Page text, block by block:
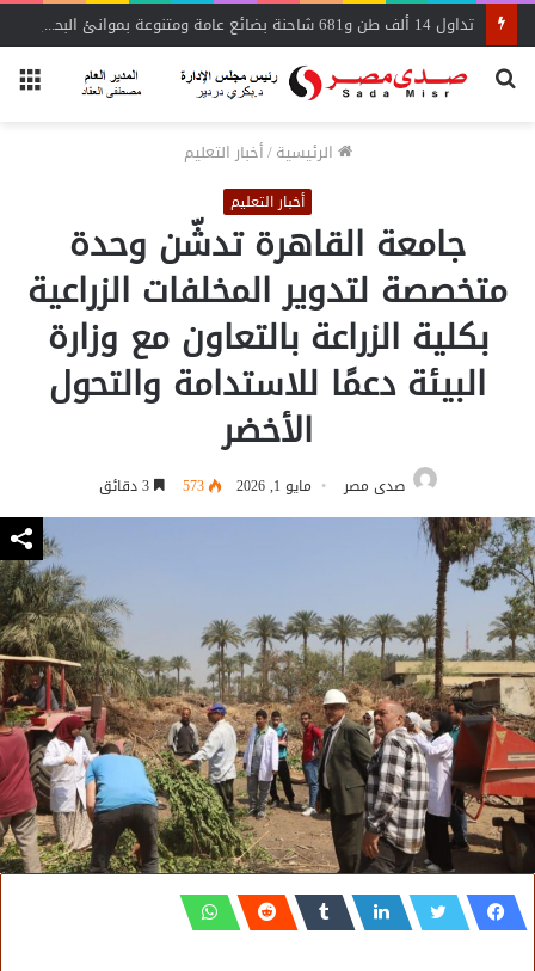
تداول 14 ألف طن و681 شاحنة بضائع عامة ومتنوعة بموانئ البحر الأحمر
بحث
الرئيسية/أخبار التعليم
أخبار التعليم
جامعة القاهرة تدشّن وحدة
متخصصة لتدوير المخلفات الزراعية
بكلية الزراعة بالتعاون مع وزارة
البيئة دعمًا للاستدامة والتحول
الأخضر
صدى مصر مايو 1, 2026 573 3 دقائق